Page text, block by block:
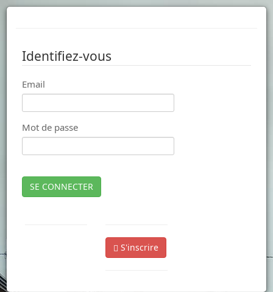
Identifiez-vous
Email
Mot de passe
SE CONNECTER
S'inscrire